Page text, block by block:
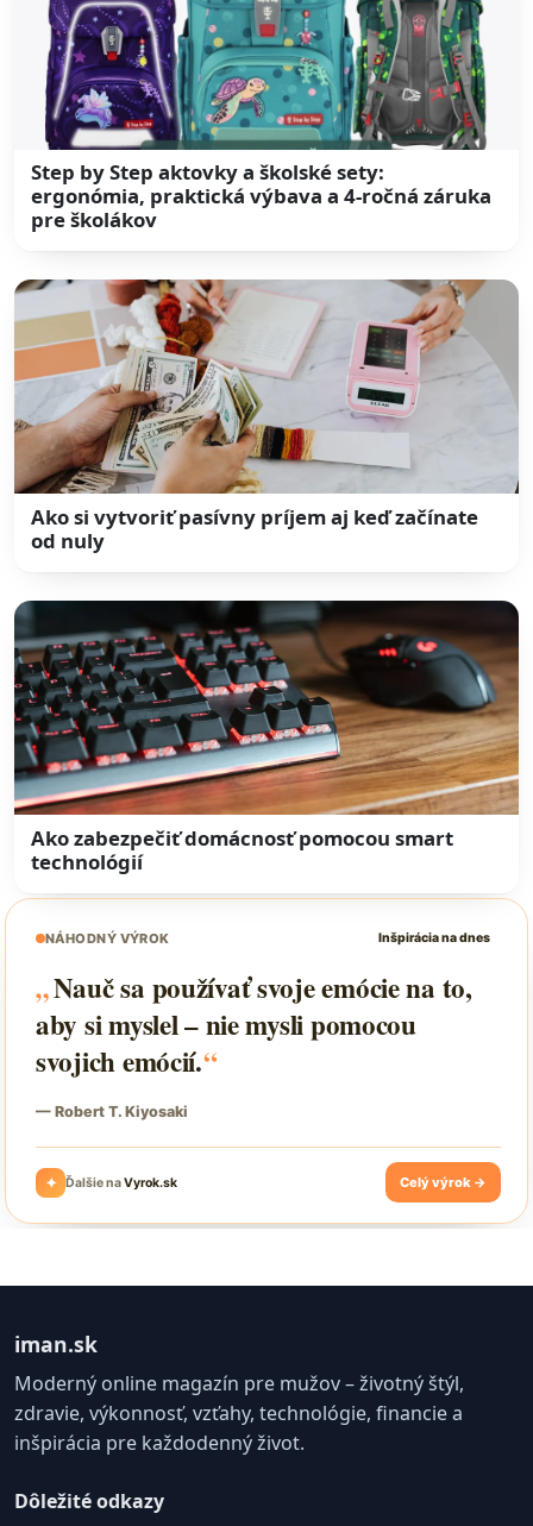
Step by Step aktovky a školské sety:
ergonómia, praktická výbava a 4-ročná záruka
pre školákov
Ako si vytvoriť pasívny príjem aj keď začínate
od nuly
Ako zabezpečiť domácnosť pomocou smart
technológií
iman.sk
Moderný online magazín pre mužov – životný štýl,
zdravie, výkonnosť, vzťahy, technológie, financie a
inšpirácia pre každodenný život.
Dôležité odkazy